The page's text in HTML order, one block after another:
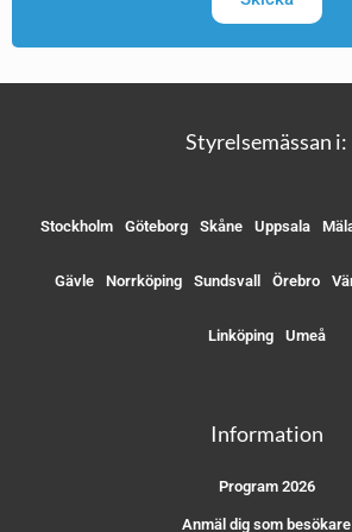
Styrelsemässan i:
Stockholm Göteborg Skåne Uppsala
Gävle Norrköping Sundsvall Örebro
Linköping Umeå
Information
Program 2026
Anmäl dig som besökare